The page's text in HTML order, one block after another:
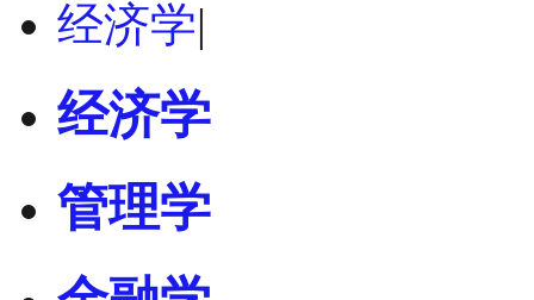
经济学|
经济学
管理学